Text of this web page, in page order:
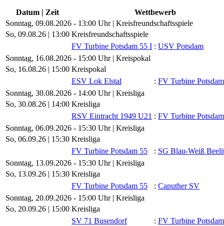
Datum | Zeit
Wettbewerb
Sonntag, 09.08.2026 - 13:00 Uhr | Kreisfreundschaftsspiele
So, 09.08.26 | 13:00 Kreisfreundschaftsspiele
FV Turbine Potsdam 55 I : USV Potsdam
Sonntag, 16.08.2026 - 15:00 Uhr | Kreispokal
So, 16.08.26 | 15:00 Kreispokal
ESV Lok Elstal
: FV Turbine
Sonntag, 30.08.2026 - 14:00 Uhr | Kreisliga
So, 30.08.26 | 14:00 Kreisliga
RSV Eintracht 1949 U21 : FV Turbine
Sonntag, 06.09.2026 - 15:30 Uhr | Kreisliga
So, 06.09.26 | 15:30 Kreisliga
FV Turbine Potsdam 55
: SG Blau-Weiß
Sonntag, 13.09.2026 - 15:30 Uhr | Kreisliga
So, 13.09.26 | 15:30 Kreisliga
FV Turbine Potsdam 55
: Caputher SV
Sonntag, 20.09.2026 - 15:00 Uhr | Kreisliga
So, 20.09.26 | 15:00 Kreisliga
SV 71 Busendorf
: FV Turbine